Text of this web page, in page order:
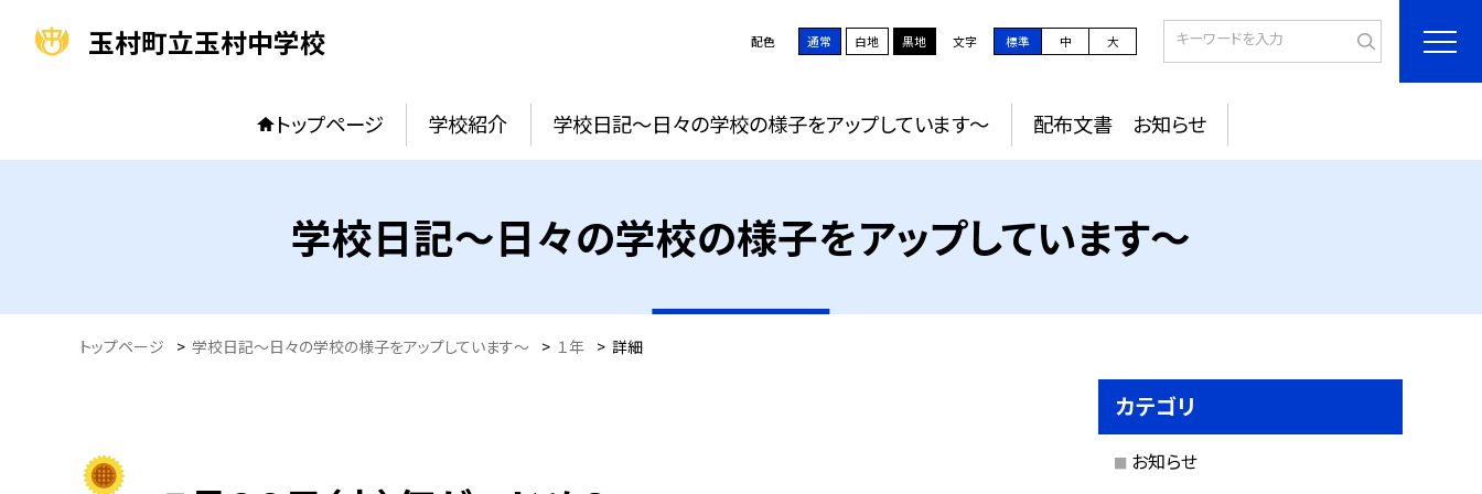
玉村町立玉村中学校 配色 通常 白地 黒地 文字 標準 中 大
トップページ 学校紹介 学校日記～日々の学校の様子をアップしています～ 配布文書 お知らせ
学校日記～日々の学校の様子をアップしています～
トップページ > 学校日記～日々の学校の様子をアップしています～ > １年 > 詳細
カテゴリ
お知らせ